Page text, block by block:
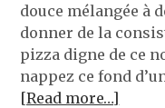
douce mélangée à
donner de la
pizza digne de ce
nappez ce fond
[Read more…]